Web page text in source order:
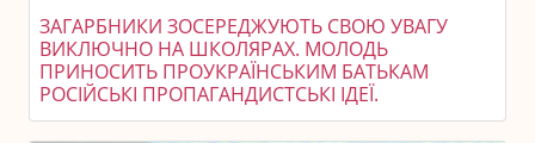
ЗАГАРБНИКИ ЗОСЕРЕДЖУЮТЬ СВОЮ УВАГУ
ВИКЛЮЧНО НА ШКОЛЯРАХ. МОЛОДЬ
ПРИНОСИТЬ ПРОУКРАЇНСЬКИМ БАТЬКАМ
РОСІЙСЬКІ ПРОПАГАНДИСТСЬКІ ІДЕЇ.